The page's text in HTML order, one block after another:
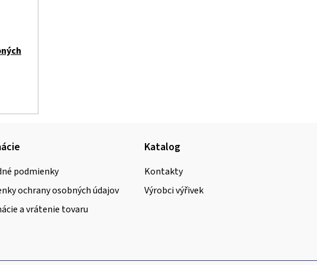
podmienky
ochrany osobných údajov
a vrátenie tovaru
Katalog
Kontakty
Výrobci výřivek